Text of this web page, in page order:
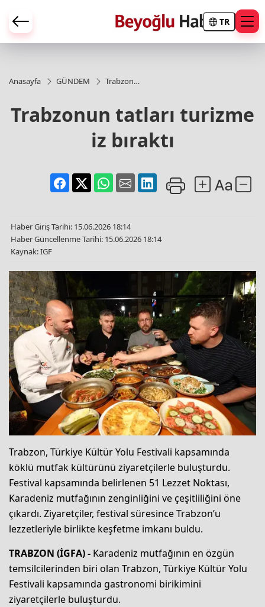
TR
Anasayfa GÜNDEM
Trabzonun
bıraktı
Trabzonun tatları turizme
iz bıraktı
Haber Giriş Tarihi: 15.06.2026 18:14
Haber Güncellenme Tarihi: 15.06.2026 18:14
Kaynak: IGF
Trabzon, Türkiye Kültür Yolu Festivali kapsamında
köklü mutfak kültürünü ziyaretçilerle buluşturdu.
Festival kapsamında belirlenen 51 Lezzet Noktası,
Karadeniz mutfağının zenginliğini ve çeşitliliğini öne
çıkardı. Ziyaretçiler, festival süresince Trabzon’u
lezzetleriyle birlikte keşfetme imkanı buldu.
TRABZON (İGFA) - Karadeniz mutfağının en özgün
temsilcilerinden biri olan Trabzon, Türkiye Kültür Yolu
Festivali kapsamında gastronomi birikimini
ziyaretçilerle buluşturdu.